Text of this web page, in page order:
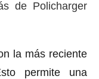
de Policharger
la más reciente
permite una